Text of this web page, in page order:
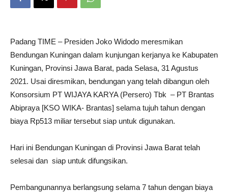
Padang TIME – Presiden Joko Widodo meresmikan
Bendungan Kuningan dalam kunjungan kerjanya ke Kabupaten
Kuningan, Provinsi Jawa Barat, pada Selasa, 31 Agustus
2021. Usai diresmikan, bendungan yang telah dibangun oleh
Konsorsium PT WIJAYA KARYA (Persero) Tbk – PT Brantas
Abipraya [KSO WIKA- Brantas] selama tujuh tahun dengan
biaya Rp513 miliar tersebut siap untuk digunakan.
Hari ini Bendungan Kuningan di Provinsi Jawa Barat telah
selesai dan siap untuk difungsikan.
Pembangunannya berlangsung selama 7 tahun dengan biaya